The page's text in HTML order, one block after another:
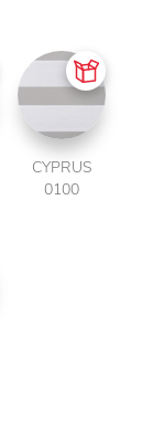
CYPRUS
0100